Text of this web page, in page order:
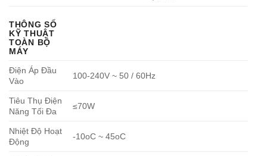
THÔNG SỐ
KỸ THUẬT
TOÀN BỘ
MÁY
Điện Áp Đầu
Vào
100-240V ~ 50 / 60Hz
Tiêu Thụ Điện
Năng Tối Đa
≤70W
Nhiệt Độ Hoạt
Động
-10oC ~ 45oC